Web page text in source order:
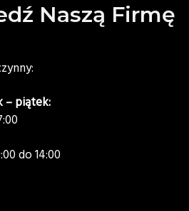
Naszą Firmę
– piątek:
do 14:00